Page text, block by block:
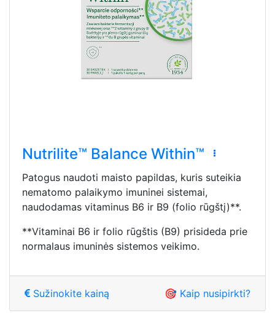
Nutrilite™ Balance Within™
Patogus naudoti maisto papildas, kuris suteikia
nematomo palaikymo imuninei sistemai,
naudodamas vitaminus B6 ir B9 (folio rūgštį)**.
**Vitaminai B6 ir folio rūgštis (B9) prisideda prie
normalaus imuninės sistemos veikimo.
Sužinokite kainą 🎯 Kaip nusipirkti?